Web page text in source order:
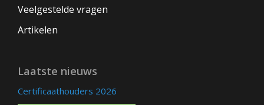
Veelgestelde vragen
Artikelen
Laatste nieuws
Certificaathouders 2026